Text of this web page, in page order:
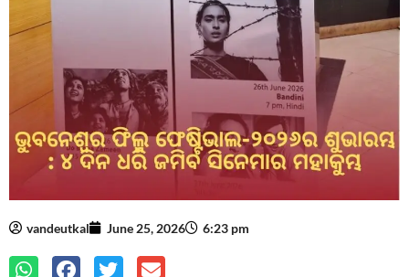
vandeutkal June 25, 2026 6:23 pm